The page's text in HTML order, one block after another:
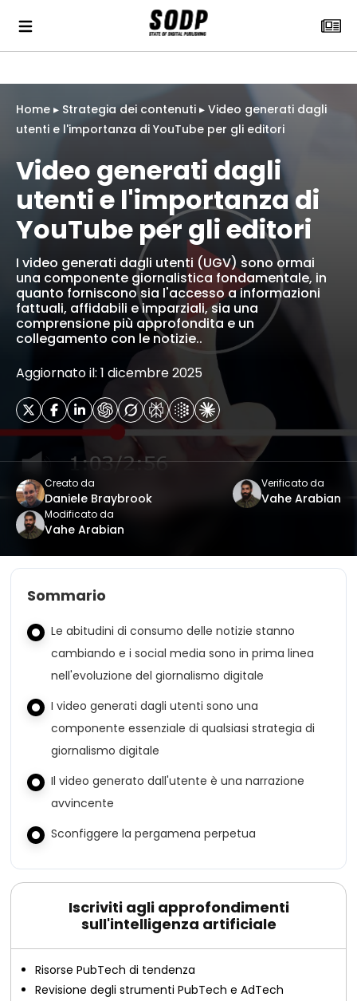
Home ▸ Strategia dei contenuti ▸ Video generati dagli
utenti e l'importanza di YouTube per gli editori
Video generati dagli
utenti e l'importanza di
YouTube per gli editori
I video generati dagli utenti (UGV) sono ormai
una componente giornalistica fondamentale, in
quanto forniscono sia l'accesso a informazioni
fattuali, affidabili e imparziali, sia una
comprensione più approfondita e un
collegamento con le notizie..
Aggiornato il: 1 dicembre 2025
Creato da
Daniele Braybrook
Verificato da
Vahe Arabian
Modificato da
Vahe Arabian
Sommario
Le abitudini di consumo delle notizie stanno
cambiando e i social media sono in prima linea
nell'evoluzione del giornalismo digitale
I video generati dagli utenti sono una
componente essenziale di qualsiasi strategia di
giornalismo digitale
Il video generato dall'utente è una narrazione
avvincente
Sconfiggere la pergamena perpetua
Iscriviti agli approfondimenti
sull'intelligenza artificiale
Risorse PubTech di tendenza
Revisione degli strumenti PubTech e AdTech